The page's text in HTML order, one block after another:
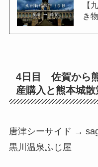
【
き
4日目 佐賀から
産購入と熊本城散
唐津シーサイド →
黒川温泉ふじ屋